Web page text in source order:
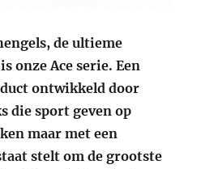
de ultieme
onze Ace serie. Een
ontwikkeld door
die sport geven op
maar met een
stelt om de grootste